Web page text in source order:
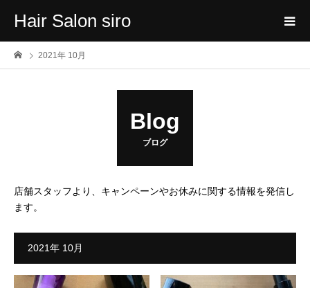
Hair Salon siro
2021年 10月
Blog
ブログ
店舗スタッフより、キャンペーンやお休みに関する情報を発信し
ます。
2021年 10月